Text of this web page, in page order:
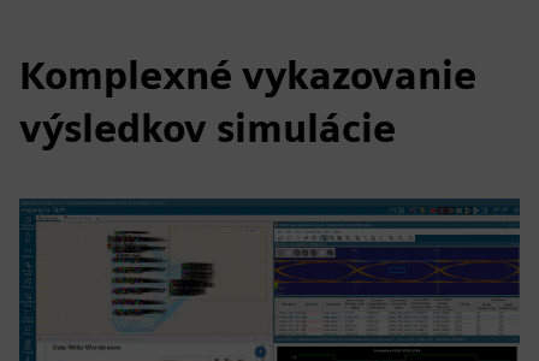
Komplexné vykazovanie
výsledkov simulácie